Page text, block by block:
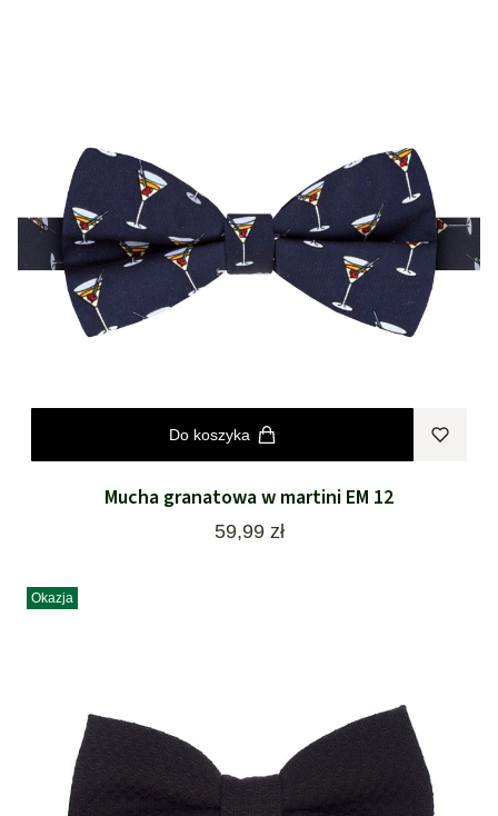
Do koszyka
Mucha granatowa w martini EM 12
Cena
59,99 zł
Okazja